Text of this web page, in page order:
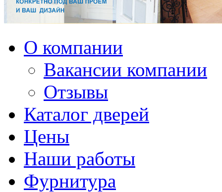
О компании
Вакансии компании
Отзывы
Каталог дверей
Цены
Наши работы
Фурнитура